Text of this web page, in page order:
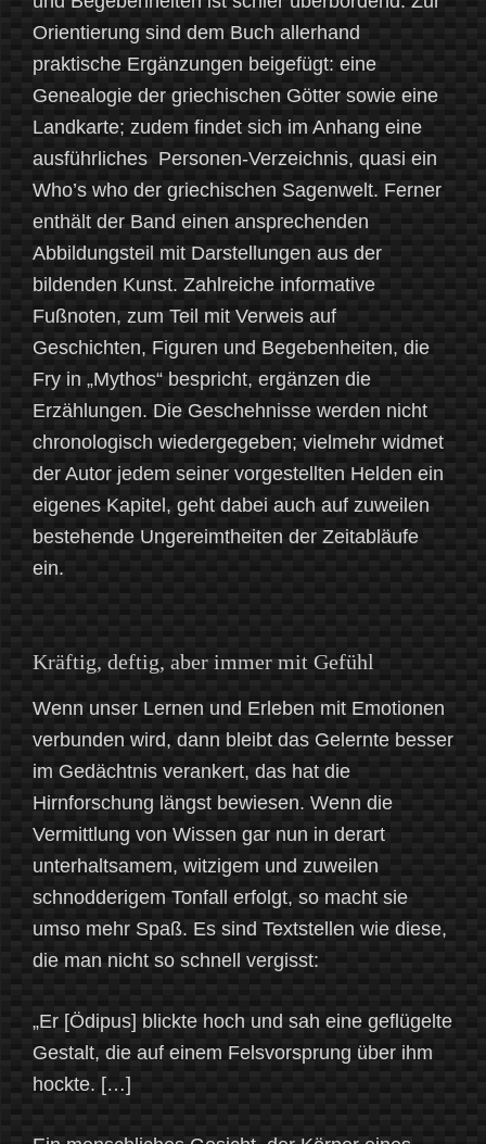
Orientierung sind dem Buch allerhand
praktische Ergänzungen beigefügt: eine
Genealogie der griechischen Götter sowie eine
Landkarte; zudem findet sich im Anhang eine
ausführliches Personen-Verzeichnis, quasi ein
Who’s who der griechischen Sagenwelt. Ferner
enthält der Band einen ansprechenden
Abbildungsteil mit Darstellungen aus der
bildenden Kunst. Zahlreiche informative
Fußnoten, zum Teil mit Verweis auf
Geschichten, Figuren und Begebenheiten, die
Fry in „Mythos“ bespricht, ergänzen die
Erzählungen. Die Geschehnisse werden nicht
chronologisch wiedergegeben; vielmehr widmet
der Autor jedem seiner vorgestellten Helden ein
eigenes Kapitel, geht dabei auch auf zuweilen
bestehende Ungereimtheiten der Zeitabläufe
ein.
Kräftig, deftig, aber immer mit Gefühl
Wenn unser Lernen und Erleben mit Emotionen
verbunden wird, dann bleibt das Gelernte besser
im Gedächtnis verankert, das hat die
Hirnforschung längst bewiesen. Wenn die
Vermittlung von Wissen gar nun in derart
unterhaltsamem, witzigem und zuweilen
schnodderigem Tonfall erfolgt, so macht sie
umso mehr Spaß. Es sind Textstellen wie diese,
die man nicht so schnell vergisst:
„Er [Ödipus] blickte hoch und sah eine geflügelte
Gestalt, die auf einem Felsvorsprung über ihm
hockte. […]